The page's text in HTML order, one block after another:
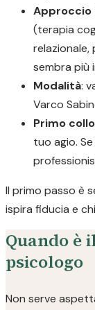
(terapia
relazionale,
sembra più
Modalità:
Varco
Primo
tuo agio.
Il primo passo è
ispira fiducia e
Quando è
psicologo
Non serve